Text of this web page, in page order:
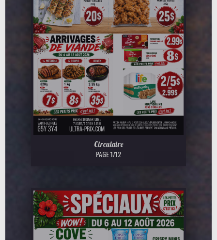
Circulaire
PAGE 1/12